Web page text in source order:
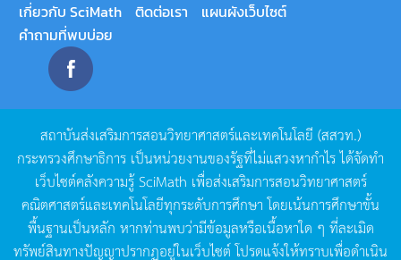
เกี่ยวกับ SciMath ติดต่อเรา
แผนผังเว็บไซต์
คำถามที่พบบ่อย
สถาบันส่งเสริมการสอนวิทยาศาสตร์และเทคโนโลยี (สสวท.)
กระทรวงศึกษาธิการ เป็นหน่วยงานของรัฐที่ไม่แสวงหากำไรได้จัดทำ
เว็บไซต์คลังความรู้SciMath เพื่อส่งเสริมการสอนวิทยาศาสตร์
คณิตศาสตร์และเทคโนโลยีทุกระดับการศึกษา โดยเน้นการศึกษาขั้น
พื้นฐานเป็นหลัก หากท่านพบว่ามีข้อมูลหรือเนื้อหาใด ๆ ที่ละเมิด
ทรัพย์สินทางปัญญาปรากฏอยู่ในเว็บไซต์โปรดแจ้งให้ทราบเพื่อดำเนิน